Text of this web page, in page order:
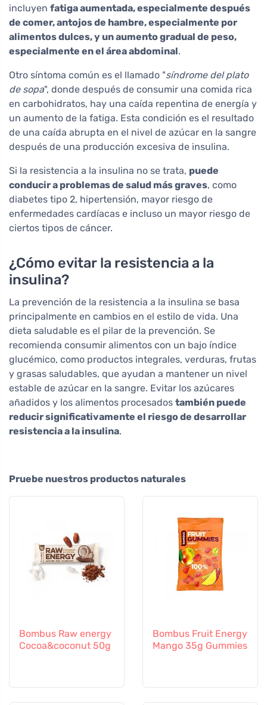
incluyen fatiga aumentada, especialmente después
de comer, antojos de hambre, especialmente por
alimentos dulces, y un aumento gradual de peso,
especialmente en el área abdominal.
Otro síntoma común es el llamado "síndrome del plato
de sopa", donde después de consumir una comida rica
en carbohidratos, hay una caída repentina de energía y
un aumento de la fatiga. Esta condición es el resultado
de una caída abrupta en el nivel de azúcar en la sangre
después de una producción excesiva de insulina.
Si la resistencia a la insulina no se trata, puede
conducir a problemas de salud más graves, como
diabetes tipo 2, hipertensión, mayor riesgo de
enfermedades cardíacas e incluso un mayor riesgo de
ciertos tipos de cáncer.
¿Cómo evitar la resistencia a la
insulina?
La prevención de la resistencia a la insulina se basa
principalmente en cambios en el estilo de vida. Una
dieta saludable es el pilar de la prevención. Se
recomienda consumir alimentos con un bajo índice
glucémico, como productos integrales, verduras, frutas
y grasas saludables, que ayudan a mantener un nivel
estable de azúcar en la sangre. Evitar los azúcares
añadidos y los alimentos procesados también puede
reducir significativamente el riesgo de desarrollar
resistencia a la insulina.
Pruebe nuestros productos naturales
Bombus Raw energy
Cocoa&coconut 50g
Bombus Fruit Energy
Mango 35g Gummies